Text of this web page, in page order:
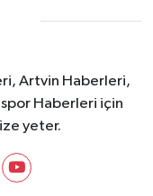
Artvin Haberleri,
Haberleri için
yeter.